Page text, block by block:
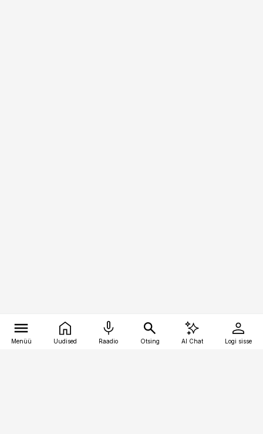
Menüü Uudised Raadio Otsing AI Chat Logi sisse